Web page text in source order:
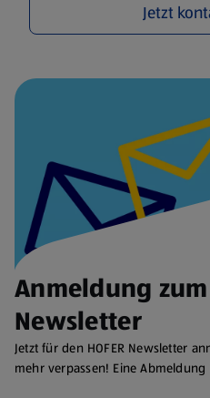
Jetzt
Anmeldung zum
Newsletter
Jetzt für den HOFER Newsletter
mehr verpassen! Eine